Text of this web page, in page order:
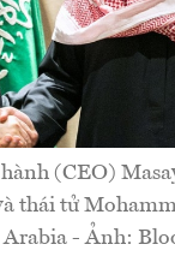
(CEO)
thái tử
Arabia - Ảnh: